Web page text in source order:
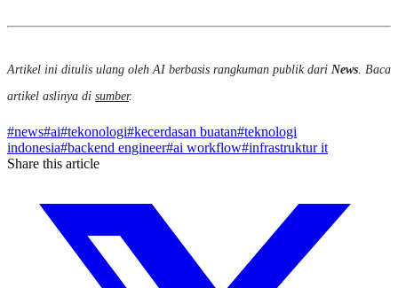
Artikel ini ditulis ulang oleh AI berbasis rangkuman publik dari News . Baca
artikel aslinya di sumber.
#news#ai#tekonologi#kecerdasan buatan#teknologi
indonesia#backend engineer#ai workflow#infrastruktur it
Share this article